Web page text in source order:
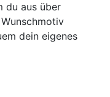
du aus über
dein eigenes